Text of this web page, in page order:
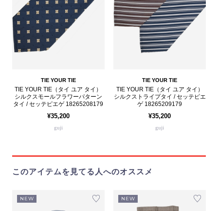
TIE YOUR TIE
TIE YOUR TIE（タイ ユア タイ）
シルクスモールフラワーパターン
タイ / セッテピエゲ 18265208179
¥35,200
guji
TIE YOUR TIE
TIE YOUR TIE（タイ ユア タイ）
シルクストライプタイ / セッテピエ
ゲ 18265209179
¥35,200
guji
このアイテムを見てる人へのオススメ
NEW NEW